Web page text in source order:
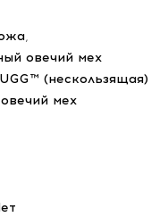
,
овечий мех
(нескользящая)
мех